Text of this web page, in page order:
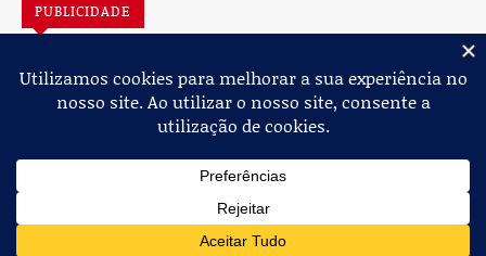
PUBLICIDADE
Jornal de Albergaria,2026© Todos os Direitos Reservados
Estatuto Editorial
Ficha Técnica Contactos